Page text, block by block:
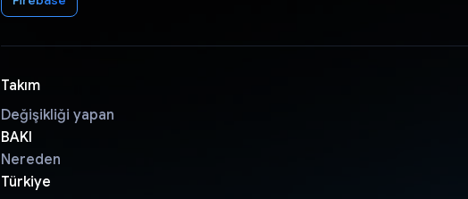
Takım
Değişikliği yapan
BAKI
Nereden
Türkiye